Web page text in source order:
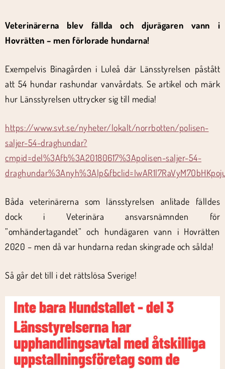
Veterinärerna blev fällda och djurägaren vann i
Hovrätten – men förlorade hundarna!
Exempelvis Binagården i Luleå där Länsstyrelsen påstått
att 54 hundar rashundar vanvårdats. Se artikel och märk
hur Länsstyrelsen uttrycker sig till media!
https://www.svt.se/nyheter/lokalt/norrbotten/polisen-
saljer-54-draghundar?
cmpid=del%3Afb%3A20180617%3Apolisen-saljer-54-
Båda veterinärerna som länsstyrelsen anlitade fälldes
dock i Veterinära ansvarsnämnden för
”omhändertagandet” och hundägaren vann i Hovrätten
2020 – men då var hundarna redan skingrade och sålda!
Så går det till i det rättslösa Sverige!